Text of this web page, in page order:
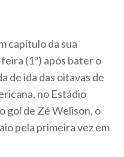
capítulo da sua
(1º) após bater o
de ida das oitavas de
no Estádio
gol de Zé Welison, o
pela primeira vez em